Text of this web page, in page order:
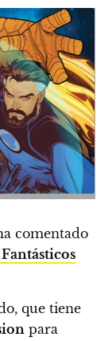
comentado
que tiene
para